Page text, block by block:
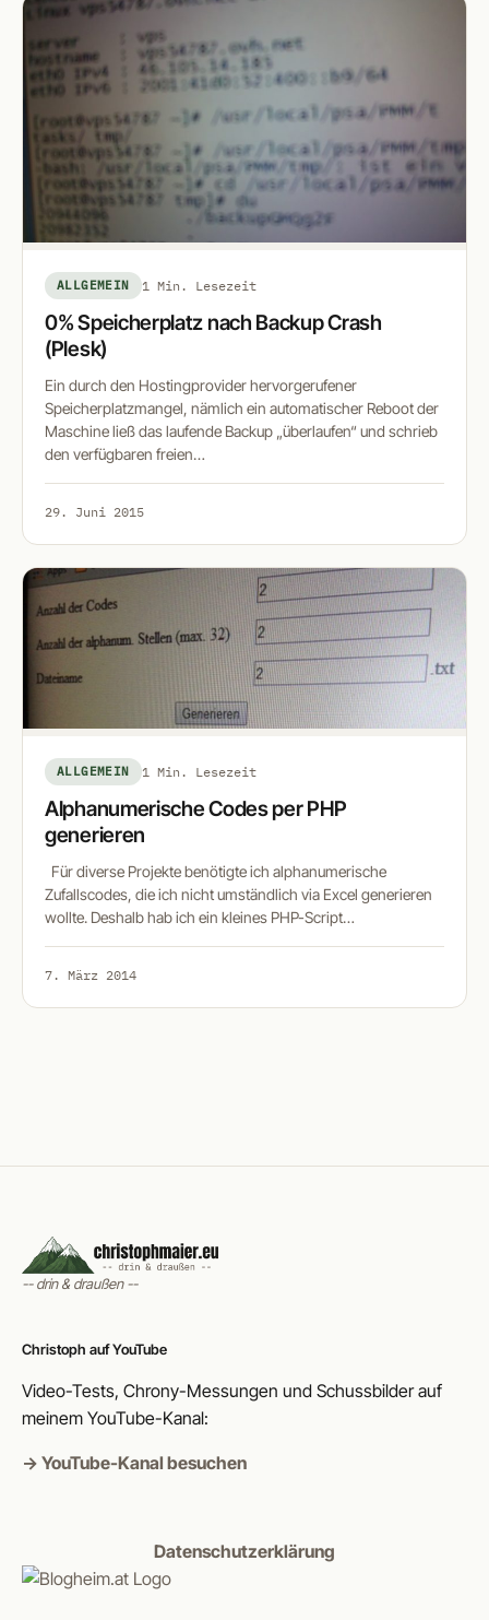
ALLGEMEIN 1 Min. Lesezeit
0% Speicherplatz nach Backup Crash
(Plesk)
Ein durch den Hostingprovider hervorgerufener
Speicherplatzmangel, nämlich ein automatischer Reboot der
Maschine ließ das laufende Backup „überlaufen“ und schrieb
den verfügbaren freien…
29. Juni 2015
ALLGEMEIN 1 Min. Lesezeit
Alphanumerische Codes per PHP
generieren
Für diverse Projekte benötigte ich alphanumerische
Zufallscodes, die ich nicht umständlich via Excel generieren
wollte. Deshalb hab ich ein kleines PHP-Script…
7. März 2014
-- drin & draußen --
Christoph auf YouTube
Video-Tests, Chrony-Messungen und Schussbilder auf
meinem YouTube-Kanal:
→ YouTube-Kanal besuchen
Datenschutzerklärung